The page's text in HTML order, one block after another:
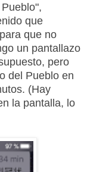
que
que no
un pantallazo
pero
del Pueblo en
(Hay
la pantalla, lo